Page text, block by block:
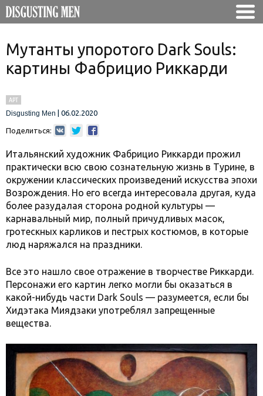
Мутанты упоротого Dark Souls:
картины Фабрицио Риккарди
АРТ
Disgusting Men
06.02.2020
Поделиться:
Итальянский художник Фабрицио Риккарди прожил
практически всю свою сознательную жизнь в Турине, в
окружении классических произведений искусства эпохи
Возрождения. Но его всегда интересовала другая, куда
более разудалая сторона родной культуры —
карнавальный мир, полный причудливых масок,
гротескных карликов и пестрых костюмов, в которые
люд наряжался на праздники.
Все это нашло свое отражение в творчестве Риккарди.
Персонажи его картин легко могли бы оказаться в
какой-нибудь части Dark Souls — разумеется, если бы
Хидэтака Миядзаки употреблял запрещенные
вещества.